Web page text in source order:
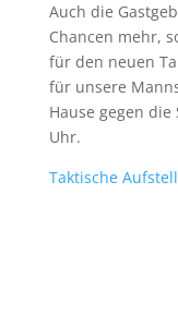
Auch die
Chancen mehr,
für den neuen
für unsere
Hause gegen
Uhr.
Taktische